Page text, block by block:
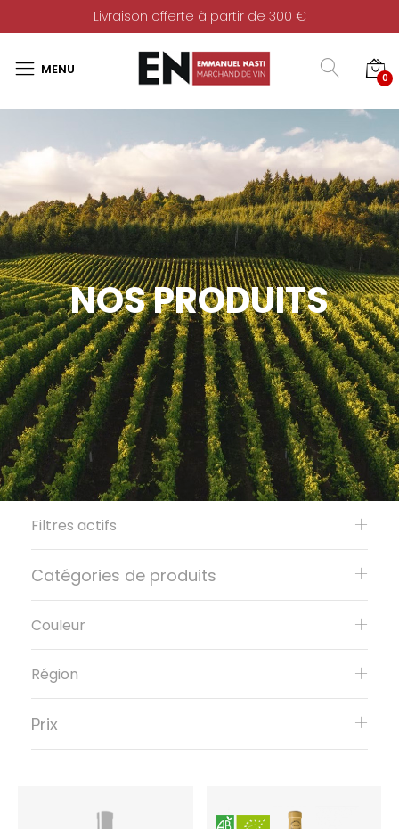
Livraison offerte à partir de 300 €
0
NOS PRODUITS
Filtres actifs
Catégories de produits
Couleur
Région
Prix